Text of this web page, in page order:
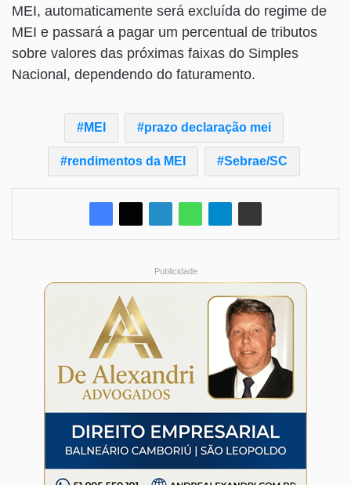
MEI, automaticamente será excluída do regime de
MEI e passará a pagar um percentual de tributos
sobre valores das próximas faixas do Simples
Nacional, dependendo do faturamento.
MEI prazo declaração mei
rendimentos da MEI Sebrae/SC
Publicidade